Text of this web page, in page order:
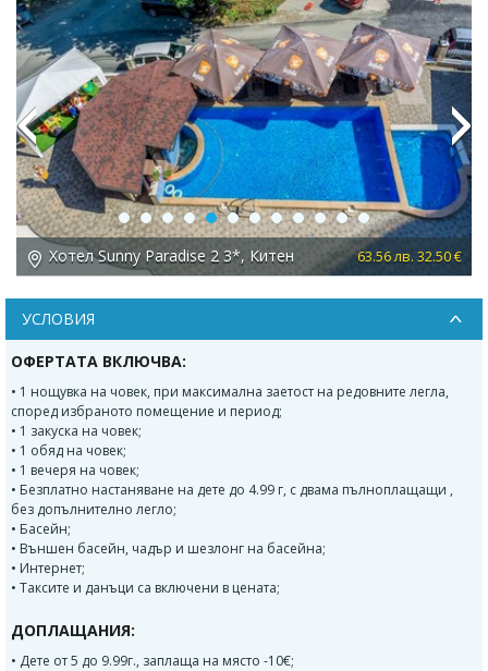
Хотел Sunny Paradise 2 3*, Китен 63.56 лв. 32.50 €
Previous Next
УСЛОВИЯ
ОФЕРТАТА ВКЛЮЧВА:
• 1 нощувка на човек, при максимална заетост на редовните легла,
според избраното помещение и период;
• 1 закуска на човек;
• 1 обяд на човек;
• 1 вечеря на човек;
• Безплатно настаняване на дете до 4.99 г, с двама пълноплащащи ,
без допълнително легло;
• Басейн;
• Външен басейн, чадър и шезлонг на басейна;
• Интернет;
• Таксите и данъци са включени в цената;
ДОПЛАЩАНИЯ:
• Дете от 5 до 9.99г., заплаща на място -10€;